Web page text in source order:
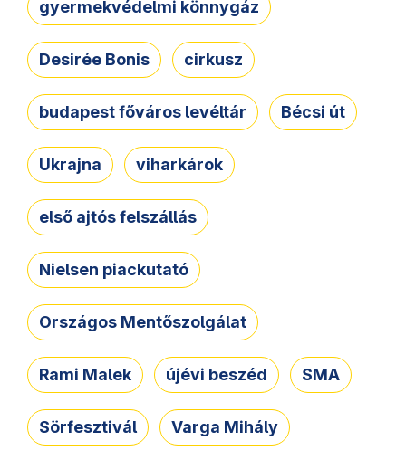
gyermekvédelmi könnygáz
Desirée Bonis cirkusz
budapest főváros levéltár Bécsi út
Ukrajna viharkárok
első ajtós felszállás
Nielsen piackutató
Országos Mentőszolgálat
Rami Malek újévi beszéd SMA
Sörfesztivál Varga Mihály